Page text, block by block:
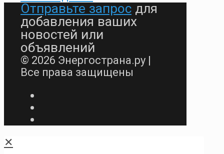
Отправьте запрос для
добавления ваших
новостей или
объявлений
© 2026 Энергострана.ру |
Все права защищены
✕